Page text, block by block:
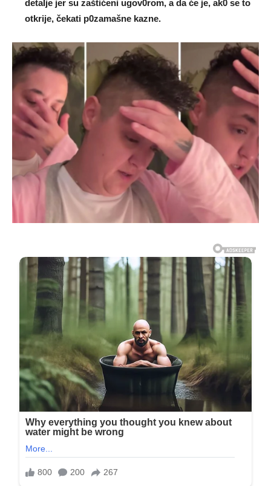
detaIje jer su zaštićeni ugov0rom, a da će je, ak0 se to
otkrije, čekati p0zamašne kazne.